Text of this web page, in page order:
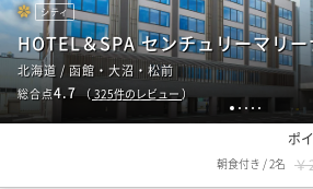
1 2 3 4 5
シティ
HOTEL＆SPA センチュリーマリ
北海道 / 函館・大沼・松前
総合点4.7（325件のレビュー）
ポ
朝食付き /2名 ￥